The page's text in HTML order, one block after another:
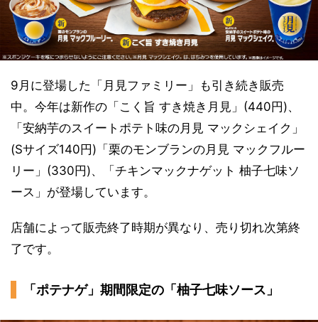
9月に登場した「月見ファミリー」も引き続き販売
中。今年は新作の「こく旨 すき焼き月見」(440円)、
「安納芋のスイートポテト味の月見 マックシェイク」
(Sサイズ140円)「栗のモンブランの月見 マックフルー
リー」(330円)、「チキンマックナゲット 柚子七味ソ
ース」が登場しています。
店舗によって販売終了時期が異なり、売り切れ次第終
了です。
「ポテナゲ」期間限定の「柚子七味ソース」